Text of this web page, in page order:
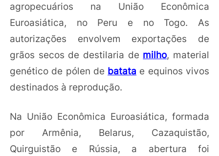
agropecuários na União Econômica
Euroasiática, no Peru e no Togo. As
autorizações envolvem exportações de
grãos secos de destilaria de milho, material
genético de pólen de batata e equinos vivos
destinados à reprodução.
Na União Econômica Euroasiática, formada
por Armênia, Belarus, Cazaquistão,
Quirguistão e Rússia, a abertura foi